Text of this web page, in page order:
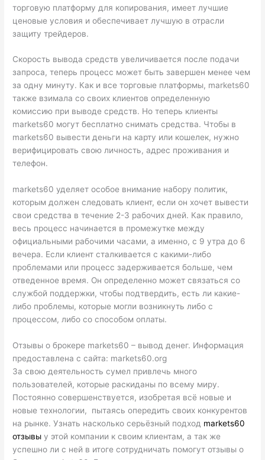
торговую платформу для копирования, имеет лучшие
ценовые условия и обеспечивает лучшую в отрасли
защиту трейдеров.
Скорость вывода средств увеличивается после подачи
запроса, теперь процесс может быть завершен менее чем
за одну минуту. Как и все торговые платформы, markets60
также взимала со своих клиентов определенную
комиссию при выводе средств. Но теперь клиенты
markets60 могут бесплатно снимать средства. Чтобы в
markets60 вывести деньги на карту или кошелек, нужно
верифицировать свою личность, адрес проживания и
телефон.
markets60 уделяет особое внимание набору политик,
которым должен следовать клиент, если он хочет вывести
свои средства в течение 2-3 рабочих дней. Как правило,
весь процесс начинается в промежутке между
официальными рабочими часами, а именно, с 9 утра до 6
вечера. Если клиент сталкивается с какими-либо
проблемами или процесс задерживается больше, чем
отведенное время. Он определенно может связаться со
службой поддержки, чтобы подтвердить, есть ли какие-
либо проблемы, которые могли возникнуть либо с
процессом, либо со способом оплаты.
Отзывы о брокере markets60 – вывод денег. Информация
предоставлена с сайта: markets60.org
За свою деятельность сумел привлечь много
пользователей, которые раскиданы по всему миру.
Постоянно совершенствуется, изобретая всё новые и
новые технологии, пытаясь опередить своих конкурентов
на рынке. Узнать насколько серьёзный подход markets60
отзывы у этой компании к своим клиентам, а так же
успешно ли с ней в итоге сотрудничать помогут отзывы о